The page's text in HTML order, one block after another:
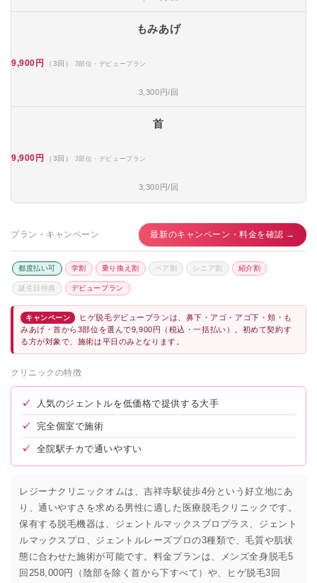
もみあげ
9,900円 （3回） 3部位・デビュープラン
3,300円/回
首
9,900円 （3回） 3部位・デビュープラン
3,300円/回
プラン・キャンペーン 最新のキャンペーン・料金を確認 →
都度払い可 学割 乗り換え割 ペア割 シニア割 紹介割
誕生日特典 デビュープラン
キャンペーン
ヒゲ脱毛デビュープランは、鼻下・アゴ・アゴ下・頬・も
みあげ・首から3部位を選んで9,900円（税込・一括払い）。初めて契約す
る方が対象で、施術は平日のみとなります。
クリニックの特徴
✓ 人気のジェントルを低価格で提供する大手
✓ 完全個室で施術
✓ 全院駅チカで通いやすい
レジーナクリニックオムは、吉祥寺駅徒歩4分という好立地にあ
り、通いやすさを求める男性に適した医療脱毛クリニックです。
保有する脱毛機器は、ジェントルマックスプロプラス、ジェント
ルマックスプロ、ジェントルレーズプロの3種類で、毛質や肌状
態に合わせた施術が可能です。料金プランは、メンズ全身脱毛5
回258,000円（陰部を除く首から下すべて）や、ヒゲ脱毛3回